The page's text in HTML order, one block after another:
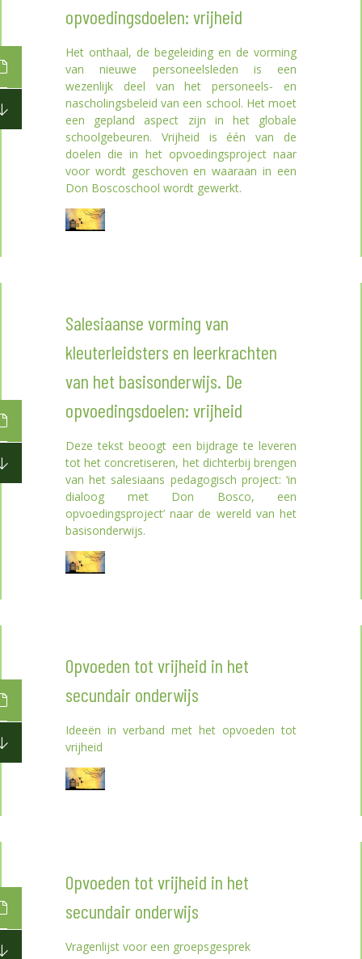
opvoedingsdoelen: vrijheid
Het onthaal, de begeleiding en de vorming
van nieuwe personeelsleden is een
wezenlijk deel van het personeels- en
nascholingsbeleid van een school. Het moet
een gepland aspect zijn in het globale
schoolgebeuren. Vrijheid is één van de
doelen die in het opvoedingsproject naar
voor wordt geschoven en waaraan in een
Don Boscoschool wordt gewerkt.
Salesiaanse vorming van
kleuterleidsters en leerkrachten
van het basisonderwijs. De
opvoedingsdoelen: vrijheid
Deze tekst beoogt een bijdrage te leveren
tot het concretiseren, het dichterbij brengen
van het salesiaans pedagogisch project: ‘in
dialoog met Don Bosco, een
opvoedingsproject’ naar de wereld van het
basisonderwijs.
Opvoeden tot vrijheid in het
secundair onderwijs
Ideeën in verband met het opvoeden tot
vrijheid
Opvoeden tot vrijheid in het
secundair onderwijs
Vragenlijst voor een groepsgesprek